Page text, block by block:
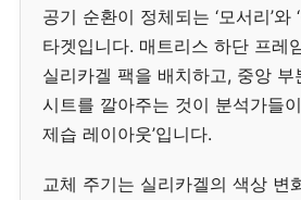
공기 순환이 정체되는 ‘모서리’와
타겟입니다. 매트리스 하단 프레
실리카겔 팩을 배치하고, 중앙
시트를 깔아주는 것이 분석가들
제습 레이아웃’입니다.
교체 주기는 실리카겔의 색상 변